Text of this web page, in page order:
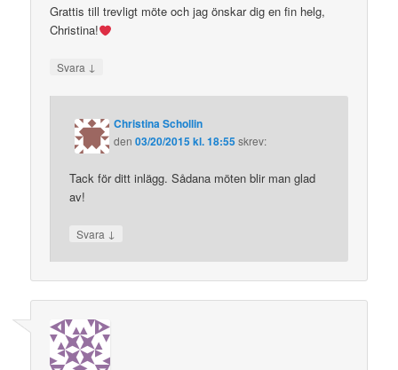
Grattis till trevligt möte och jag önskar dig en fin helg,
Christina!
Svara ↓
Christina Schollin
den03/20/2015 kl. 18:55skrev:
Tack för ditt inlägg. Sådana möten blir man glad
av!
Svara ↓